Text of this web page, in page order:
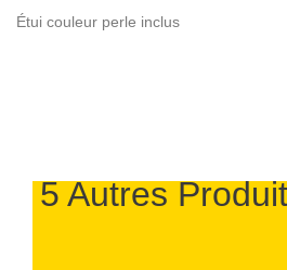
Étui couleur perle inclus
5 Autres